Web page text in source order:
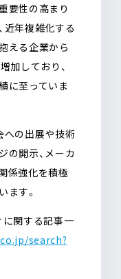
要性の高まり
近年複雑化する
える企業から
加しており、
に至っていま
への出展や技術
の開示、メーカ
係強化を積極
ます。
に関する記事一
search?